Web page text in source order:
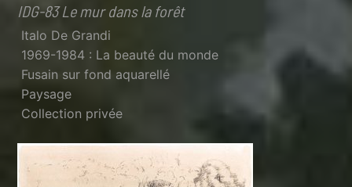
IDG-83 Le mur dans la forêt
Italo De Grandi
1969-1984 : La beauté du monde
Fusain sur fond aquarellé
Paysage
Collection privée